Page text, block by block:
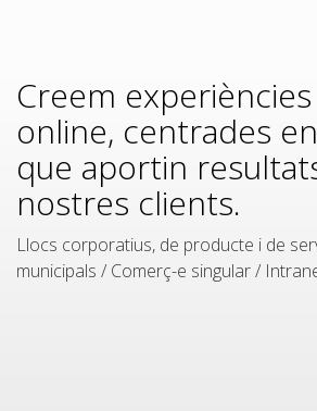
Creem
online, centrades
que aportin
nostres clients.
Llocs corporatius, de producte i de
municipals / Comerç-e singular /